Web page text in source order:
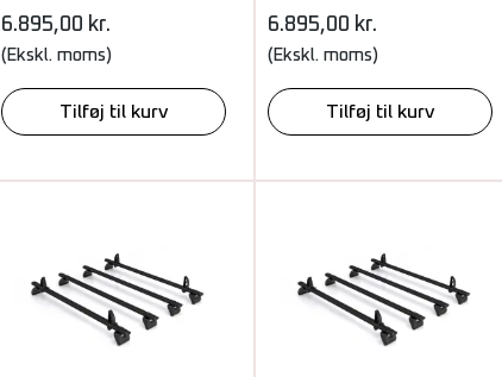
6.895,00 kr.
(Ekskl. moms)
Tilføj til kurv
6.895,00 kr.
(Ekskl. moms)
Tilføj til kurv